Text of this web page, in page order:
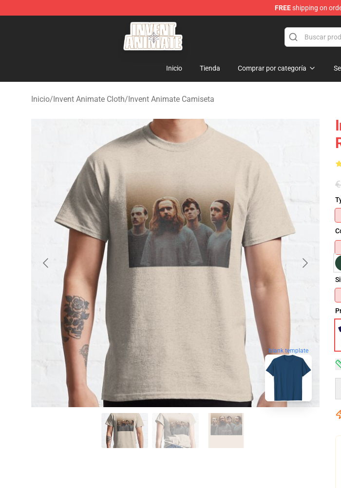
FREEshipping on
Invent Animate Shop - Official Invent Animate Merchandise Store
Inicio Tienda Comprar por categoría
Inicio/Invent Animate Cloth/Invent Animate Camiseta
blank template